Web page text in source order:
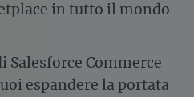
in tutto il mondo
Commerce
espandere la portata